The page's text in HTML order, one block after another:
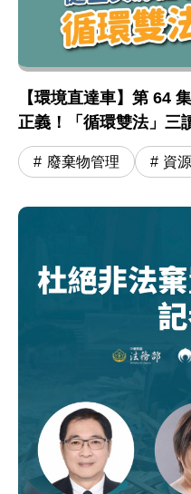
【環境直達車】第 64
正義！「循環雙法」三
震彥組長
廢棄物管理 資